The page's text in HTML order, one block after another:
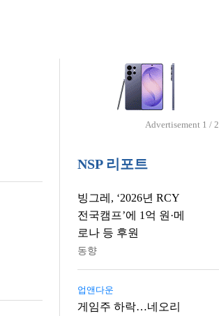
Advertisement 1 / 2
NSP 리포트
빙그레, ‘2026년 RCY
전국캠프’에 1억 원·메
로나 등 후원
동향
업앤다운
게임주 하락…네오리